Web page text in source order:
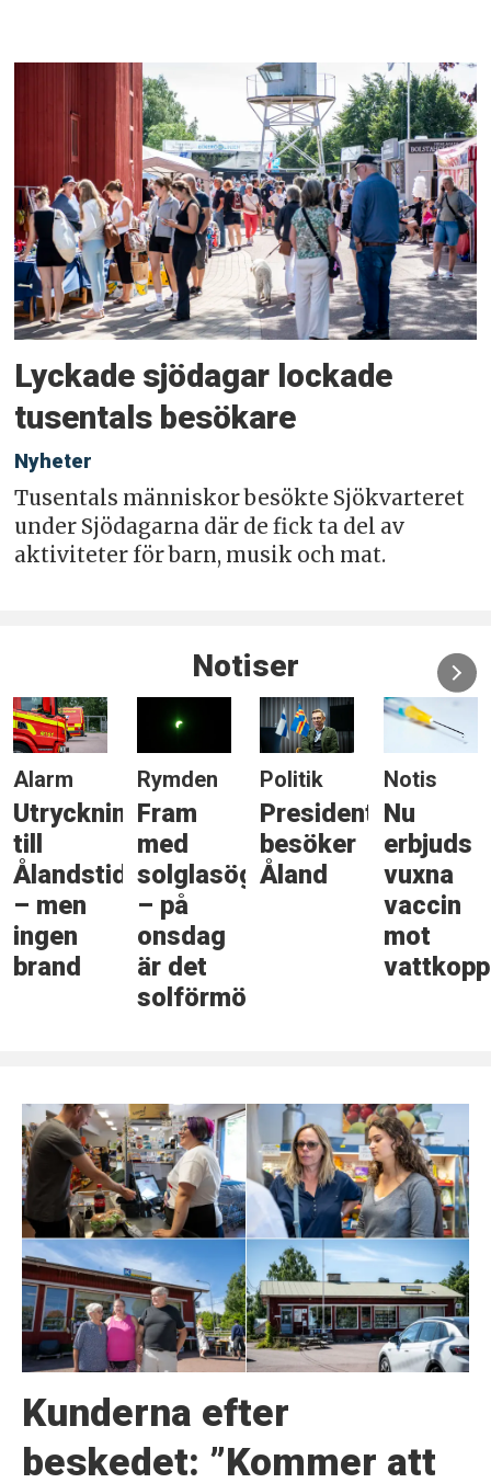
Lyckade sjödagar lockade
tusentals besökare
Nyheter
Tusentals människor besökte Sjökvarteret
under Sjödagarna där de fick ta del av
aktiviteter för barn, musik och mat.
Notiser
Alarm
Utryckning
till
Ålandstidningen
– men
ingen
brand
Rymden
Fram
med
solglasögonen
– på
onsdag
är det
solförmörkelse
Politik
Presidenten
besöker
Åland
Notis
Nu
erbjuds
vuxna
vaccin
mot
Kunderna efter
beskedet: ”Kommer att